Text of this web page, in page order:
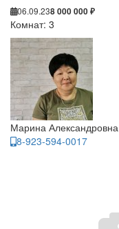
06.09.238 000 000 ₽
Комнат: 3
Марина Александровна
8-923-594-0017